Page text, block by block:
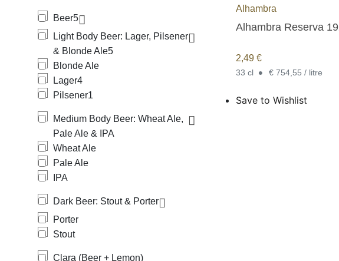
Beer5
Light Body Beer: Lager, Pilsener
& Blonde Ale5
Blonde Ale
Lager4
Pilsener1
Medium Body Beer: Wheat Ale,
Pale Ale & IPA
Wheat Ale
Pale Ale
IPA
Dark Beer: Stout & Porter
Porter
Stout
Clara (Beer + Lemon)
Alhambra
Alhambra Reserva
2,49 €
33 cl • € 754,55 / litre
Save to Wishlist